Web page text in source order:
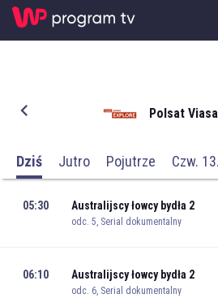
Polsat
Dziś Jutro Pojutrze Czw.
05:30 Australijscy łowcy bydła 2
odc. 5, Serial dokumentalny
06:10 Australijscy łowcy bydła 2
odc. 6, Serial dokumentalny